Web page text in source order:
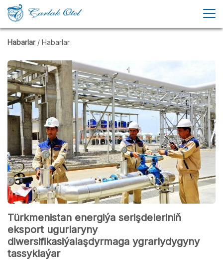
Habarlar / Habarlar
Türkmenistan energiýa serişdeleriniň
eksport ugurlaryny
diwersifikasiýalaşdyrmaga ygrarlydygyny
tassyklaýar